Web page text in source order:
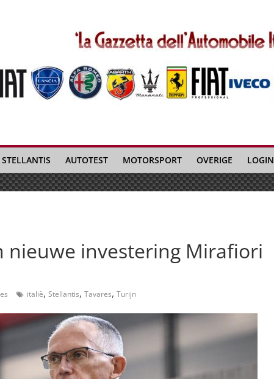
STELLANTIS AUTOTEST MOTORSPORT OVERIGE LOGIN
nieuwe investering Mirafiori
italië, Stellantis, Tavares, Turijn